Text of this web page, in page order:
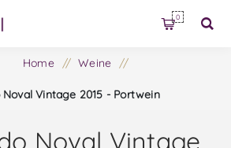
0
Home / Weine /
Vintage 2015 - Portwein
Noval Vintage